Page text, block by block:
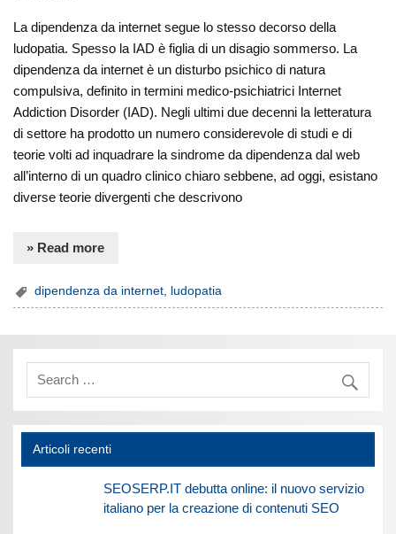
La dipendenza da internet segue lo stesso decorso della
ludopatia. Spesso la IAD è figlia di un disagio sommerso. La
dipendenza da internet è un disturbo psichico di natura
compulsiva, definito in termini medico-psichiatrici Internet
Addiction Disorder (IAD). Negli ultimi due decenni la letteratura
di settore ha prodotto un numero considerevole di studi e di
teorie volti ad inquadrare la sindrome da dipendenza dal web
all’interno di un quadro clinico chiaro sebbene, ad oggi, esistano
diverse teorie divergenti che descrivono
» Read more
dipendenza da internet, ludopatia
Articoli recenti
SEOSERP.IT debutta online: il nuovo servizio
italiano per la creazione di contenuti SEO